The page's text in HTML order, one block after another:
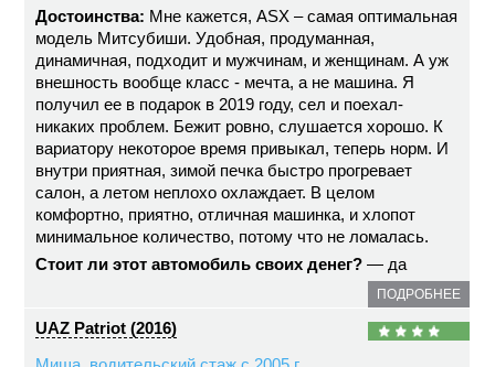
Достоинства: Мне кажется, ASX – самая оптимальная
модель Митсубиши. Удобная, продуманная,
динамичная, подходит и мужчинам, и женщинам. А уж
внешность вообще класс - мечта, а не машина. Я
получил ее в подарок в 2019 году, сел и поехал-
никаких проблем. Бежит ровно, слушается хорошо. К
вариатору некоторое время привыкал, теперь норм. И
внутри приятная, зимой печка быстро прогревает
салон, а летом неплохо охлаждает. В целом
комфортно, приятно, отличная машинка, и хлопот
минимальное количество, потому что не ломалась.
Стоит ли этот автомобиль своих денег? — да
ПОДРОБНЕЕ
UAZ Patriot (2016)